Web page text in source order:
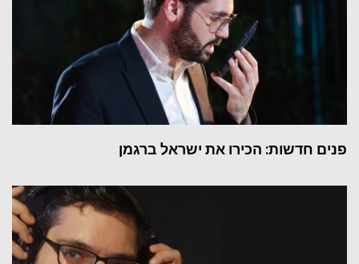
פנים חדשות: הכירו את ישראל ברגמן